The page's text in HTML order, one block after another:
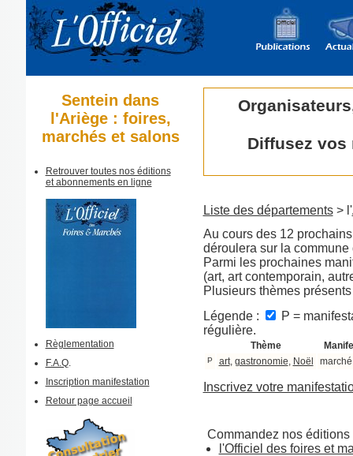
Sentein dans
l'Ariège : foires,
marchés et salons
Retrouver toutes nos éditions
et abonnements en ligne
Règlementation
F.A.Q.
Inscription manifestation
Retour page accueil
Diffusez vos
Liste des départements> l'
Au cours des 12
déroulera sur la
Parmi les prochaines
(art, art contemporain,
Plusieurs thèmes
Légende :
P =
régulière.
Thème
P art, gastronomie, Noël
Inscrivez votre
Commandez nos éditions
l'Officiel des foires et